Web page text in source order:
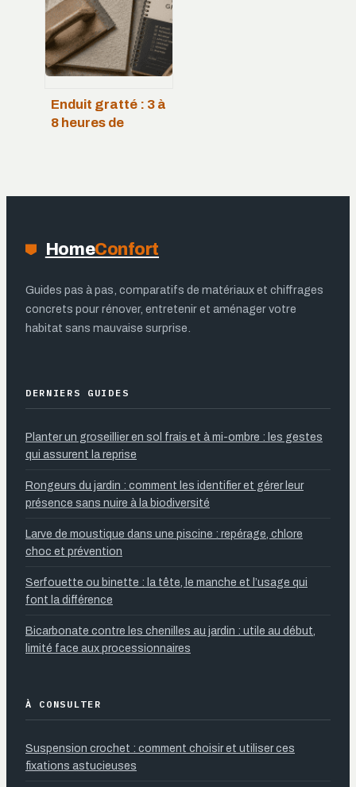
Enduit gratté : 3 à
8 heures de
HomeConfort
Guides pas à pas, comparatifs de matériaux et chiffrages
concrets pour rénover, entretenir et aménager votre
habitat sans mauvaise surprise.
DERNIERS GUIDES
Planter un groseillier en sol frais et à mi-ombre : les gestes
qui assurent la reprise
Rongeurs du jardin : comment les identifier et gérer leur
présence sans nuire à la biodiversité
Larve de moustique dans une piscine : repérage, chlore
choc et prévention
Serfouette ou binette : la tête, le manche et l’usage qui
font la différence
Bicarbonate contre les chenilles au jardin : utile au début,
limité face aux processionnaires
À CONSULTER
Suspension crochet : comment choisir et utiliser ces
fixations astucieuses